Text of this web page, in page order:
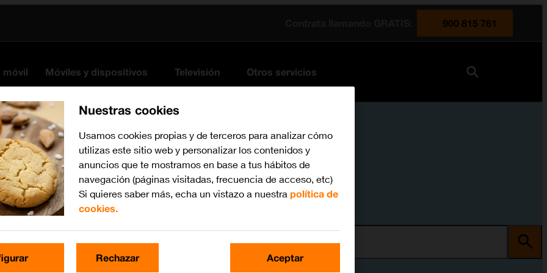
900 815 761
móvil Móviles y dispositivos Televisión Otros servicios
Busca por problema o tema
Nuestras cookies
Usamos cookies propias y de terceros para analizar cómo
utilizas este sitio web y personalizar los contenidos y
anuncios que te mostramos en base a tus hábitos de
navegación (páginas visitadas, frecuencia de acceso, etc)
Si quieres saber más, echa un vistazo a nuestra política de
cookies.
Rechazar Aceptar